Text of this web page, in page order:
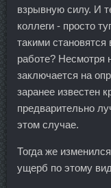
взрывную силу. И
коллеги - просто
такими становятся
работе? Несмотря
заключается на
заранее известен
предварительно
этом случае.
Тогда же
ущерб по этому